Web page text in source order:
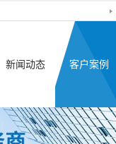
新闻动态 客户案例